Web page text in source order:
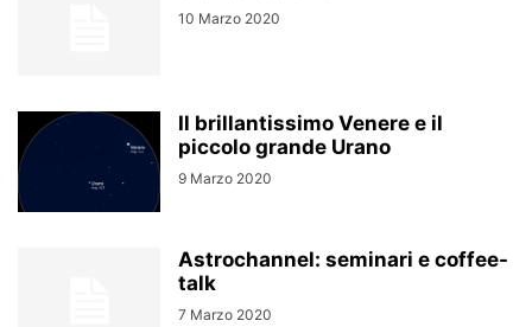
10 Marzo 2020
Il brillantissimo Venere e il
piccolo grande Urano
9 Marzo 2020
Astrochannel: seminari e coffee-
talk
7 Marzo 2020